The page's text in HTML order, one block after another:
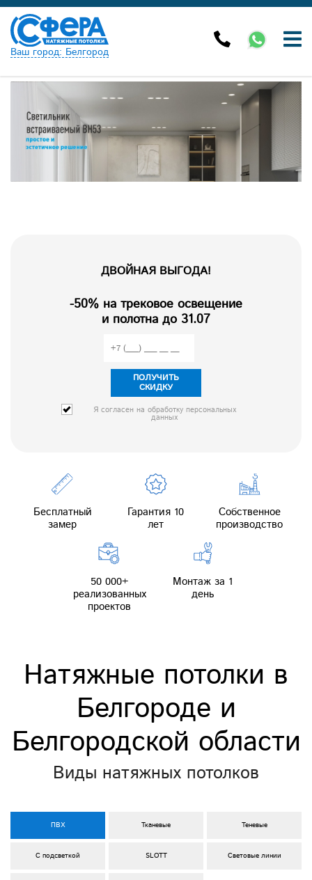
Ваш город: Белгород
ДВОЙНАЯ ВЫГОДА!
-50% на трековое освещение
и полотна до 31.07
ПОЛУЧИТЬ
СКИДКУ
Я согласен на обработку персональных
данных
Бесплатный
замер
Гарантия 10
лет
Собственное
производство
50 000+
реализованных
проектов
Монтаж за 1
день
Натяжные потолки в
Белгороде и
Белгородcкой области
Виды натяжных потолков
ПВХ Тканевые Теневые
С подсветкой SLOTT Световые линии